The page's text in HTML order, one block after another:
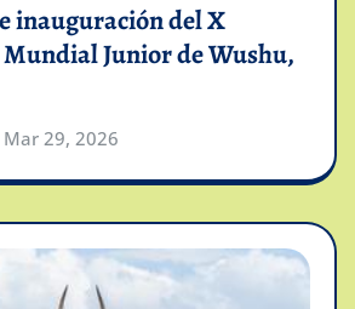
inauguración del X
Junior de Wushu,
Mar 29, 2026